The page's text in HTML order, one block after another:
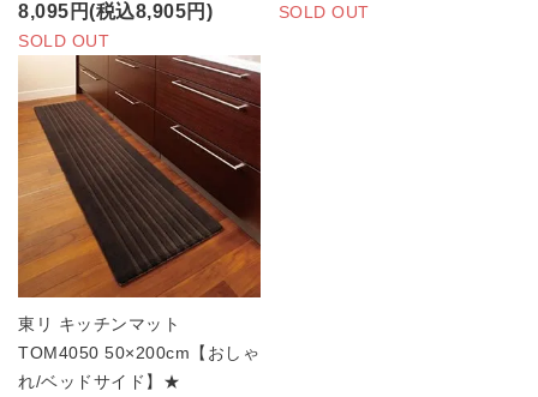
8,095円(税込8,905円)
SOLD OUT
SOLD OUT
東リ キッチンマット
TOM4050 50×200cm【おしゃ
れ/ベッドサイド】★